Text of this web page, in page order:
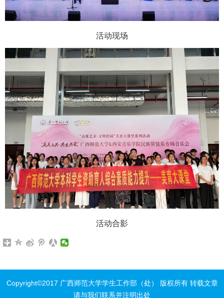
活动现场
活动合影
Copyright©2017 广西师范大学学生工作部（处） 版权所有 转载文章
请与我们联系并注明出处